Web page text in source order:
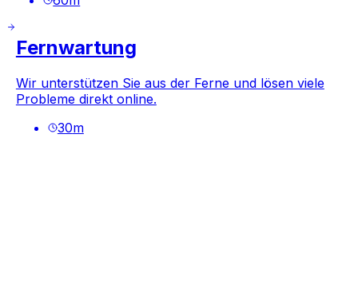
Fernwartung
Wir unterstützen Sie aus der Ferne und lösen viele
Probleme direkt online.
30m